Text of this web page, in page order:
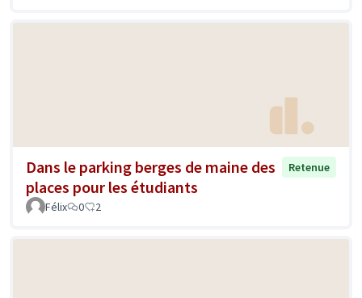
Dans le parking berges de maine des
places pour les étudiants
Retenue
Félix 0 2